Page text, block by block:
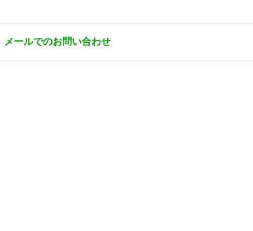
メールでのお問い合わせ